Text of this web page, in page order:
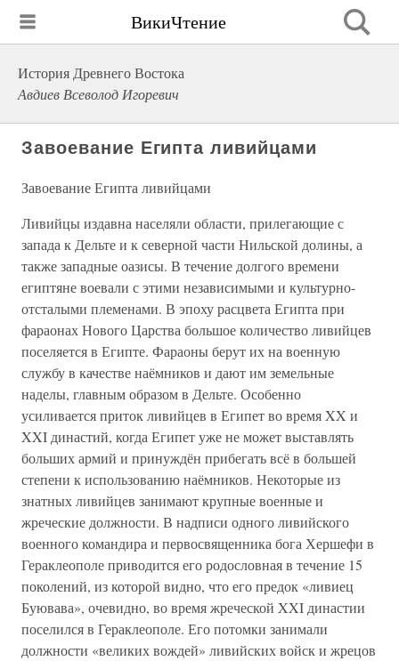
ВикиЧтение
История Древнего Востока
Авдиев Всеволод Игоревич
Завоевание Египта ливийцами
Завоевание Египта ливийцами
Ливийцы издавна населяли области, прилегающие с
запада к Дельте и к северной части Нильской долины, а
также западные оазисы. В течение долгого времени
египтяне воевали с этими независимыми и культурно-
отсталыми племенами. В эпоху расцвета Египта при
фараонах Нового Царства большое количество ливийцев
поселяется в Египте. Фараоны берут их на военную
службу в качестве наёмников и дают им земельные
наделы, главным образом в Дельте. Особенно
усиливается приток ливийцев в Египет во время XX и
XXI династий, когда Египет уже не может выставлять
больших армий и принуждён прибегать всё в большей
степени к использованию наёмников. Некоторые из
знатных ливийцев занимают крупные военные и
жреческие должности. В надписи одного ливийского
военного командира и первосвященника бога Хершефи в
Гераклеополе приводится его родословная в течение 15
поколений, из которой видно, что его предок «ливиец
Буювава», очевидно, во время жреческой XXI династии
поселился в Гераклеополе. Его потомки занимали
должности «великих вождей» ливийских войск и жрецов